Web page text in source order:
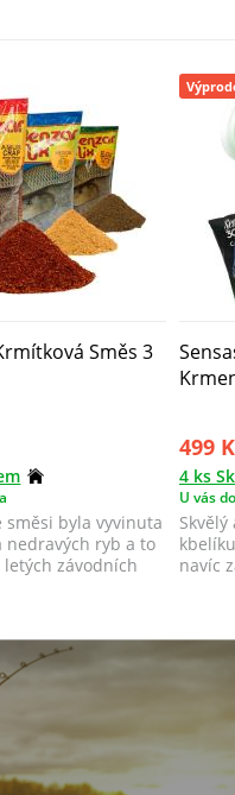
Směs 3
směsi byla vyvinuta
nedravých ryb a to
letých závodních
499
4 ks
U vás
navíc